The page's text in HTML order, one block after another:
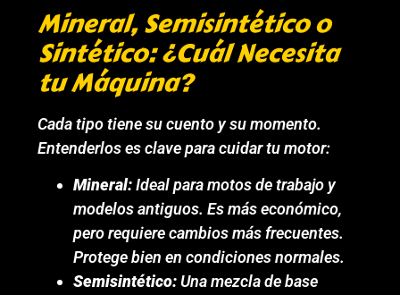
Mineral, Semisintético o
Sintético: ¿Cuál Necesita
tu Máquina?
Cada tipo tiene su cuento y su momento.
Entenderlos es clave para cuidar tu motor:
Mineral:Ideal para motos de trabajo y
modelos antiguos. Es más económico,
pero requiere cambios más frecuentes.
Protege bien en condiciones normales.
Semisintético:Una mezcla de base